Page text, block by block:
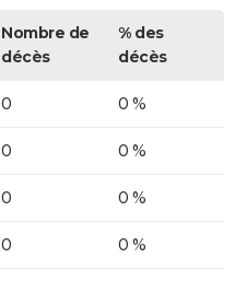
Nombre de
décès
% des
décès
0 0 %
0 0 %
0 0 %
0 0 %